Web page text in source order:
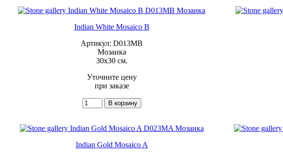
Indian White Mosaico B
Артикул: D013MB
Мозаика
30x30 см.
Уточните цену
при заказе
Indian Gold Mosaico A